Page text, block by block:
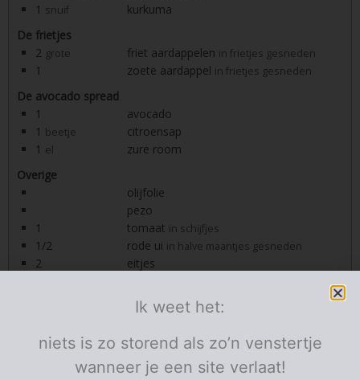
1 snuif
kurkuma
De frietjes
2 grote friet aardappelen in frietjes gesneden
1 zoete aardappel in frietjes gesneden
De avocado spread
1
avocado
1 beetje
citroensap
1 el
zure room
Overige
olijfolie
pezo
1
tomaat in schijfjes
1/2 rode ui in halve maantjes gesneden
2
eitjes
personen
Instructies
Verwarm de oven voor op 180 graden.
Ik weet het:
niets is zo storend als zo’n venstertje
wanneer je een site verlaat!